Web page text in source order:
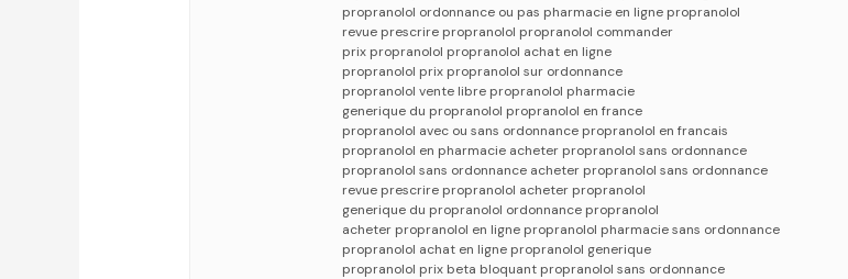
propranolol ordonnance ou pas pharmacie en ligne propranolol
revue prescrire propranolol propranolol commander
prix propranolol propranolol achat en ligne
propranolol prix propranolol sur ordonnance
propranolol vente libre propranolol pharmacie
generique du propranolol propranolol en france
propranolol avec ou sans ordonnance propranolol en francais
propranolol en pharmacie acheter propranolol sans ordonnance
propranolol sans ordonnance acheter propranolol sans ordonnance
revue prescrire propranolol acheter propranolol
generique du propranolol ordonnance propranolol
acheter propranolol en ligne propranolol pharmacie sans ordonnance
propranolol achat en ligne propranolol generique
propranolol prix beta bloquant propranolol sans ordonnance